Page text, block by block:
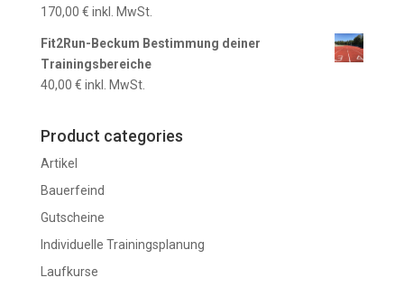
170,00 € inkl. MwSt.
Fit2Run-Beckum Bestimmung deiner
Trainingsbereiche
40,00 € inkl. MwSt.
Product categories
Artikel
Bauerfeind
Gutscheine
Individuelle Trainingsplanung
Laufkurse